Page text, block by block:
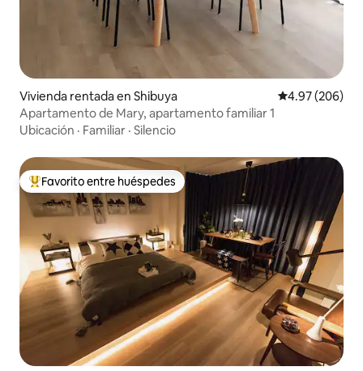
Vivienda rentada en Shibuya Calificación
4.97 (206)
Apartamento de Mary, apartamento familiar 1
Ubicación · Familiar · Silencio
Favorito entre huéspedes preferido
Favorito entre huéspedes